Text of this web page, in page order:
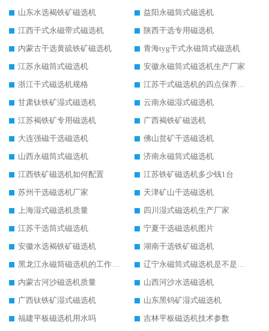
山东水选褐铁矿磁选机
益阳永磁筒式磁选机
江西干式永磁带式磁选机
陕西干选专用磁选机
内蒙古干选黄硫铁矿磁选机
青海tyg干式永磁筒式磁选机
江苏永磁筒式磁选机
安徽永磁筒式磁选机生产厂家
浙江干式磁选机规格
江苏干式磁选机的四点保养秘籍
甘肃钛铁矿湿式磁选机
云南永磁湿式磁选机
江苏褐铁矿专用磁选机
广西褐铁矿磁选机
大连强磁干选磁选机
佛山贫矿干选磁选机
山西永磁筒式磁选机
济南永磁筒式磁选机
江西铁矿磁选机如何配置
江苏铁矿磁选机多少钱1台
苏州干选磁选机厂家
天津矿山干选磁选机
上海湿式磁选机质量
四川湿式磁选机生产厂家
江苏干选筒式磁选机
宁夏干选磁选机图片
安徽水选褐铁矿磁选机
湖南干选铁矿磁选机
黑龙江永磁筒磁选机的工作原理
辽宁永磁筒式磁选机是不是强磁
内蒙古河沙磁选机质量
山西河沙水选磁选机
广西钛铁矿湿式磁选机
山东黑钨矿湿式磁选机
福建平板磁选机用水吗
吉林平板磁选机技术参数